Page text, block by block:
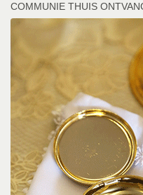
COMMUNIE THUIS